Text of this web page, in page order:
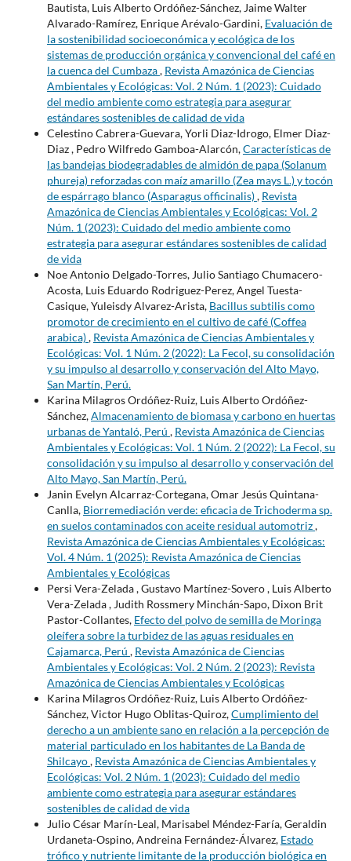
Bautista, Luis Alberto Ordóñez-Sánchez, Jaime Walter
Alvarado-Ramírez, Enrique Arévalo-Gardini, Evaluación de
la sostenibilidad socioeconómica y ecológica de los
sistemas de producción orgánica y convencional del café en
la cuenca del Cumbaza, Revista Amazónica de Ciencias
Ambientales y Ecológicas: Vol. 2 Núm. 1 (2023): Cuidado
del medio ambiente como estrategia para asegurar
estándares sostenibles de calidad de vida
Celestino Cabrera-Guevara, Yorli Diaz-Idrogo, Elmer Diaz-
Diaz , Pedro Wilfredo Gamboa-Alarcón,Características de
las bandejas biodegradables de almidón de papa (Solanum
phureja) reforzadas con maíz amarillo (Zea mays L.) y tocón
de espárrago blanco (Asparagus officinalis), Revista
Amazónica de Ciencias Ambientales y Ecológicas: Vol. 2
Núm. 1 (2023): Cuidado del medio ambiente como
estrategia para asegurar estándares sostenibles de calidad
de vida
Noe Antonio Delgado-Torres, Julio Santiago Chumacero-
Acosta, Luis Eduardo Rodriguez-Perez, Angel Tuesta-
Casique, Yuleisdy Alvarez-Arista, Bacillus subtilis como
promotor de crecimiento en el cultivo de café (Coffea
arabica), Revista Amazónica de Ciencias Ambientales y
Ecológicas: Vol. 1 Núm. 2 (2022): La Fecol, su consolidación
y su impulso al desarrollo y conservación del Alto Mayo,
San Martín, Perú.
Karina Milagros Ordóñez-Ruiz, Luis Alberto Ordóñez-
Sánchez,Almacenamiento de biomasa y carbono en huertas
urbanas de Yantaló, Perú , Revista Amazónica de Ciencias
Ambientales y Ecológicas: Vol. 1 Núm. 2 (2022): La Fecol, su
consolidación y su impulso al desarrollo y conservación del
Alto Mayo, San Martín, Perú.
Janin Evelyn Alcarraz-Cortegana, Omar Jesús Quintana-
Canlla, Biorremediación verde: eficacia de Trichoderma sp.
en suelos contaminados con aceite residual automotriz,
Revista Amazónica de Ciencias Ambientales y Ecológicas:
Vol. 4 Núm. 1 (2025): Revista Amazónica de Ciencias
Ambientales y Ecológicas
Persi Vera-Zelada , Gustavo Martínez-Sovero , Luis Alberto
Vera-Zelada , Judith Rossmery Minchán-Sapo, Dixon Brit
Pastor-Collantes, Efecto del polvo de semilla de Moringa
oleífera sobre la turbidez de las aguas residuales en
Cajamarca, Perú , Revista Amazónica de Ciencias
Ambientales y Ecológicas: Vol. 2 Núm. 2 (2023): Revista
Amazónica de Ciencias Ambientales y Ecológicas
Karina Milagros Ordóñez-Ruiz, Luis Alberto Ordóñez-
Sánchez, Victor Hugo Oblitas-Quiroz,Cumplimiento del
derecho a un ambiente sano en relación a la percepción de
material particulado en los habitantes de La Banda de
Shilcayo, Revista Amazónica de Ciencias Ambientales y
Ecológicas: Vol. 2 Núm. 1 (2023): Cuidado del medio
ambiente como estrategia para asegurar estándares
sostenibles de calidad de vida
Julio César Marín-Leal, Marisabel Méndez-Faría, Geraldin
Urdaneta-Ospino, Andreina Fernández-Álvarez, Estado
trófico y nutriente limitante de la producción biológica en